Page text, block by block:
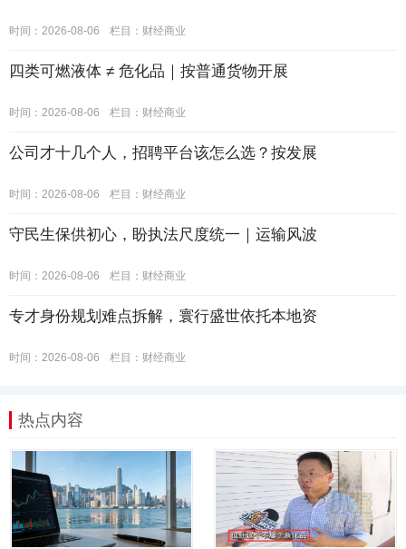
时间：2026-08-06 栏目： 财经商业
四类可燃液体 ≠ 危化品｜按普通货物开展
时间：2026-08-06 栏目： 财经商业
公司才十几个人，招聘平台该怎么选？按发展
时间：2026-08-06 栏目： 财经商业
守民生保供初心，盼执法尺度统一｜运输风波
时间：2026-08-06 栏目： 财经商业
专才身份规划难点拆解，寰行盛世依托本地资
时间：2026-08-06 栏目： 财经商业
热点内容